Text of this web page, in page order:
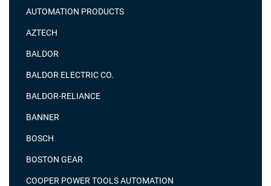
AUTOMATION PRODUCTS
AZTECH
BALDOR
BALDOR ELECTRIC CO.
BALDOR-RELIANCE
BANNER
BOSCH
BOSTON GEAR
COOPER POWER TOOLS AUTOMATION